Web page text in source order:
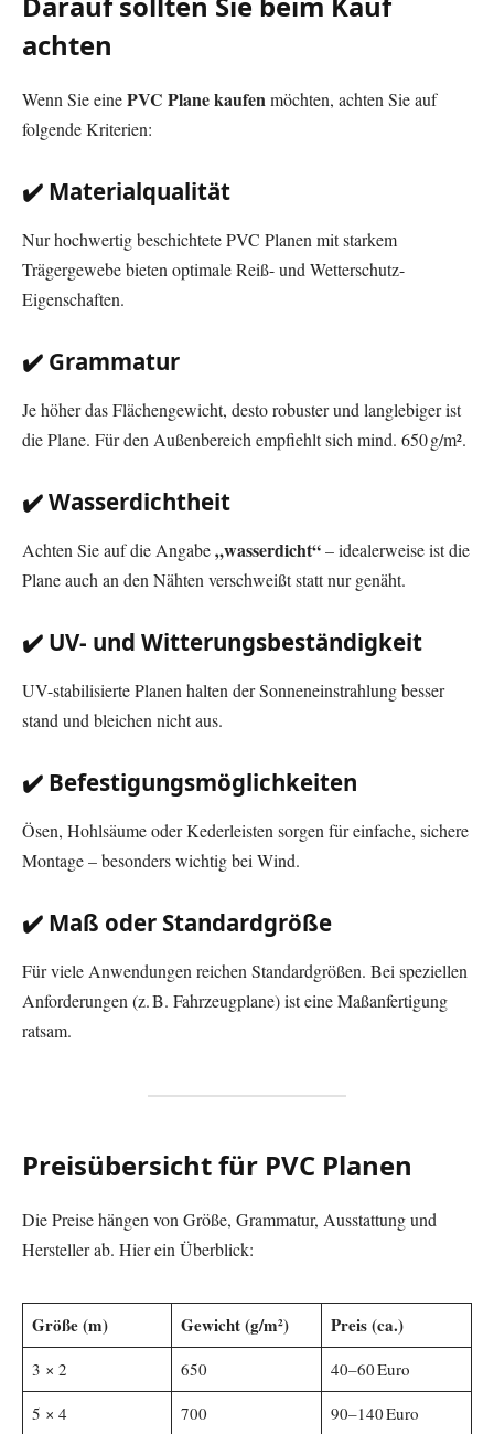
achten
Wenn Sie einePVC Plane kaufenmöchten, achten Sie auf
folgende Kriterien:
✔️ Materialqualität
Nur hochwertig beschichtete PVC Planen mit starkem
Trägergewebe bieten optimale Reiß- und Wetterschutz-
Eigenschaften.
✔️ Grammatur
Je höher das Flächengewicht, desto robuster und langlebiger ist
die Plane. Für den Außenbereich empfiehlt sich mind. 650 g/m².
✔️ Wasserdichtheit
Achten Sie auf die Angabe„wasserdicht“– idealerweise ist die
Plane auch an den Nähten verschweißt statt nur genäht.
✔️ UV- und Witterungsbeständigkeit
UV-stabilisierte Planen halten der Sonneneinstrahlung besser
stand und bleichen nicht aus.
✔️ Befestigungsmöglichkeiten
Ösen, Hohlsäume oder Kederleisten sorgen für einfache, sichere
Montage – besonders wichtig bei Wind.
✔️ Maß oder Standardgröße
Für viele Anwendungen reichen Standardgrößen. Bei speziellen
Anforderungen (z. B. Fahrzeugplane) ist eine Maßanfertigung
ratsam.
Preisübersicht für PVC Planen
Die Preise hängen von Größe, Grammatur, Ausstattung und
Hersteller ab. Hier ein Überblick:
Größe (m) Gewicht (g/m²) Preis (ca.)
3 × 2 650
40–60 Euro
5 × 4
700
90–140 Euro